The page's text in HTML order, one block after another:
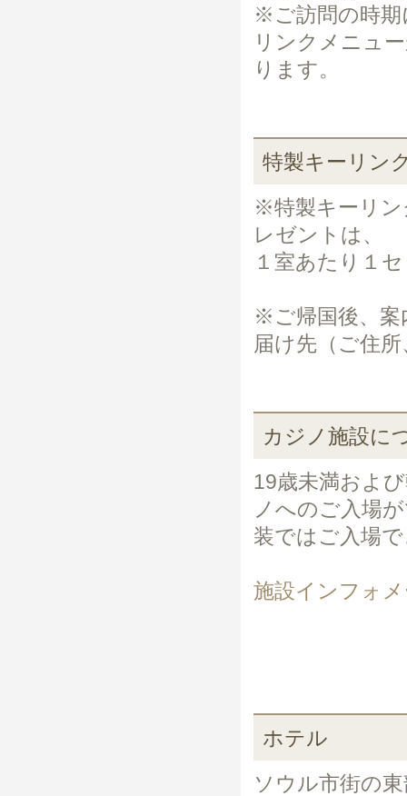
※ご訪問の時期
リンクメニュ
ります。
特製キーリン
※特製キーリン
レゼントは、
１室あたり１
※ご帰国後、案
届け先（ご住
カジノ施設に
19歳未満およ
ノへのご入場
装ではご入場
施設インフォ
ホテル
ソウル市街の